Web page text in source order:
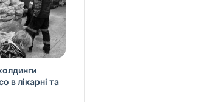
в лікарні та